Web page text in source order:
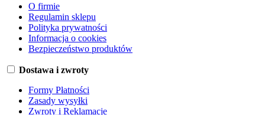
O firmie
Regulamin sklepu
Polityka prywatności
Informacja o cookies
Bezpieczeństwo produktów
Dostawa i zwroty
Formy Płatności
Zasady wysyłki
Zwroty i Reklamacje